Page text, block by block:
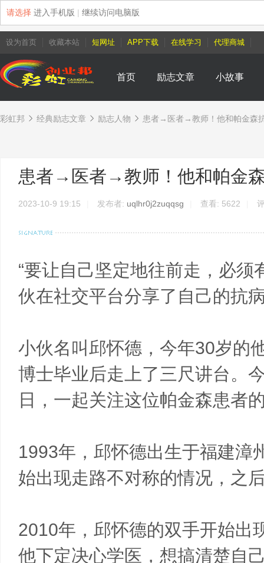
请选择 进入手机版 | 继续访问电脑版
设为首页 收藏本站 短网址 APP下载 在线学习 代理商城
首页 励志文章 小故事
彩虹邦
›
经典励志文章
›
励志人物
›
患者→医者→教师！他和帕金森
患者→医者→教师！他和帕金
2023-10-9 19:15 发布者: uqlhr0j2zuqqsg 查看: 5622
“要让自己坚定地往前走，必须
伙在社交平台分享了自己的抗
小伙名叫邱怀德，今年30岁的
博士毕业后走上了三尺讲台。
日，一起关注这位帕金森患者
1993年，邱怀德出生于福建漳
始出现走路不对称的情况，之
2010年，邱怀德的双手开始出
他下定决心学医，想搞清楚自